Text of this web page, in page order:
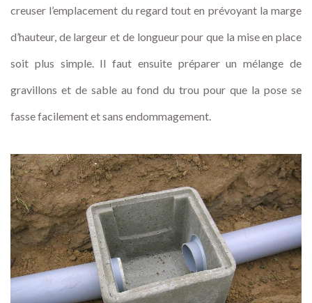
creuser l’emplacement du regard tout en prévoyant la marge
d’hauteur, de largeur et de longueur pour que la mise en place
soit plus simple. Il faut ensuite préparer un mélange de
gravillons et de sable au fond du trou pour que la pose se
fasse facilement et sans endommagement.